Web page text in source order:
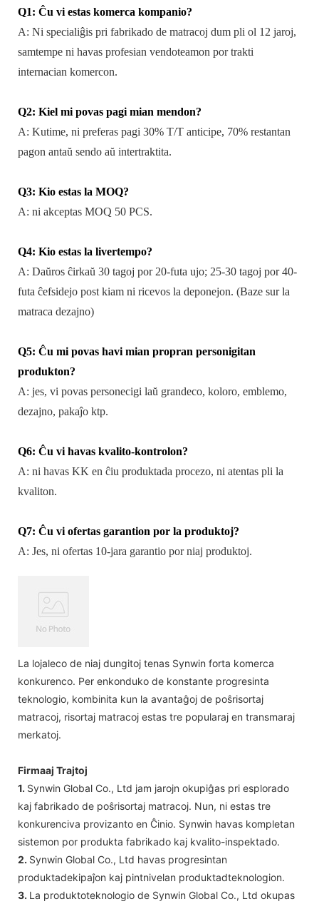
Q1: Ĉu vi estas komerca kompanio?
A: Ni specialiĝis pri fabrikado de matracoj dum pli ol 12 jaroj,
samtempe ni havas profesian vendoteamon por trakti
internacian komercon.
Q2: Kiel mi povas pagi mian mendon?
A: Kutime, ni preferas pagi 30% T/T anticipe, 70% restantan
pagon antaŭ sendo aŭ intertraktita.
Q3: Kio estas la MOQ?
A: ni akceptas MOQ 50 PCS.
Q4: Kio estas la livertempo?
A: Daŭros ĉirkaŭ 30 tagoj por 20-futa ujo; 25-30 tagoj por 40-
futa ĉefsidejo post kiam ni ricevos la deponejon. (Baze sur la
matraca dezajno)
Q5: Ĉu mi povas havi mian propran personigitan
produkton?
A: jes, vi povas personecigi laŭ grandeco, koloro, emblemo,
dezajno, pakaĵo ktp.
Q6: Ĉu vi havas kvalito-kontrolon?
A: ni havas KK en ĉiu produktada procezo, ni atentas pli la
kvaliton.
Q7: Ĉu vi ofertas garantion por la produktoj?
A: Jes, ni ofertas 10-jara garantio por niaj produktoj.
La lojaleco de niaj dungitoj tenas Synwin forta komerca
konkurenco. Per enkonduko de konstante progresinta
teknologio, kombinita kun la avantaĝoj de poŝrisortaj
matracoj, risortaj matracoj estas tre popularaj en transmaraj
merkatoj.
Firmaaj Trajtoj
1. Synwin Global Co., Ltd jam jarojn okupiĝas pri esplorado
kaj fabrikado de poŝrisortaj matracoj. Nun, ni estas tre
konkurenciva provizanto en Ĉinio. Synwin havas kompletan
sistemon por produkta fabrikado kaj kvalito-inspektado.
2. Synwin Global Co., Ltd havas progresintan
produktadekipaĵon kaj pintnivelan produktadteknologion.
3. La produktoteknologio de Synwin Global Co., Ltd okupas